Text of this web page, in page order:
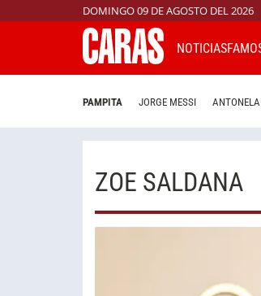
DOMINGO 09 DE AGOSTO DEL 2026
NOTICIAS
PAMPITA JORGE MESSI
ZOE SALDANA